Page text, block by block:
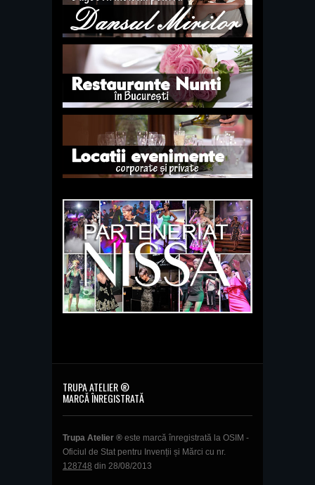
TRUPA ATELIER ®
MARCĂ ÎNREGISTRATĂ
Trupa Atelier ® este marcă înregistrată la OSIM -
Oficiul de Stat pentru Invenții și Mărci cu nr.
128748 din 28/08/2013